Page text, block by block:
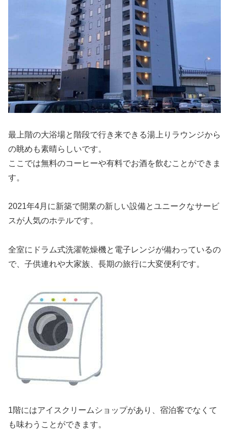
最上階の大浴場と階段で行き来できる湯上りラウンジから
の眺めも素晴らしいです。
ここでは無料のコーヒーや有料でお酒を飲むことができま
す。
2021年4月に新築で開業の新しい設備とユニークなサービ
スが人気のホテルです。
全室にドラム式洗濯乾燥機と電子レンジが備わっているの
で、子供連れや大家族、長期の旅行に大変便利です。
1階にはアイスクリームショップがあり、宿泊客でなくて
も味わうことができます。